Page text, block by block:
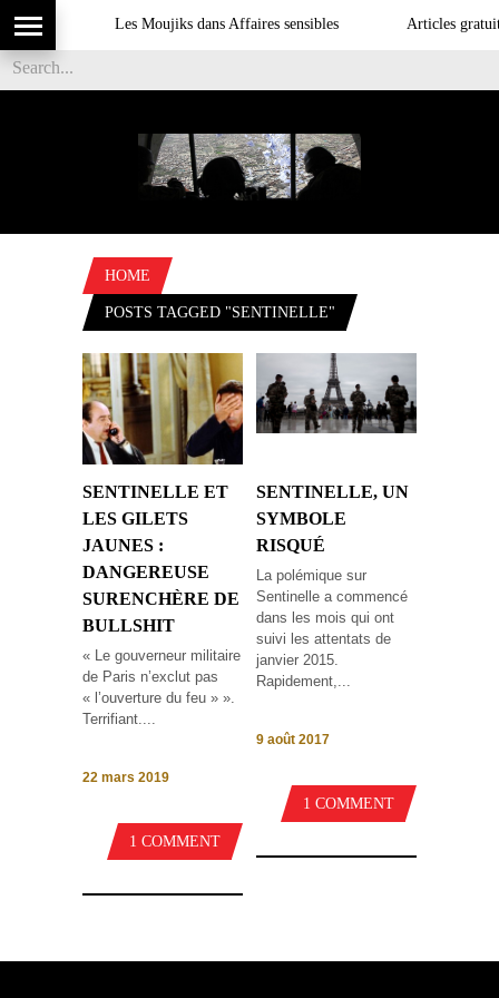
Les Moujiks dans Affaires sensibles Articles
HOME
POSTS TAGGED "SENTINELLE"
SENTINELLE ET
LES GILETS
JAUNES :
DANGEREUSE
SURENCHÈRE DE
BULLSHIT
« Le gouverneur militaire
de Paris n’exclut pas
« l’ouverture du feu » ».
Terrifiant....
22 mars 2019
1 COMMENT
SENTINELLE, UN
SYMBOLE
RISQUÉ
La polémique sur
Sentinelle a commencé
dans les mois qui ont
suivi les attentats de
janvier 2015.
Rapidement,...
9 août 2017
1 COMMENT